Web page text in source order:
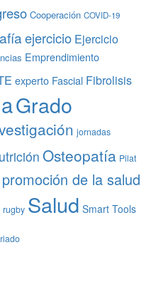
Cooperación COVID-19
ejercicio Ejercicio
Emprendimiento
experto Fascial Fibrolisis
Grado
jornadas
Osteopatía Pilat
promoción de la salud
rugby Salud Smart Tools